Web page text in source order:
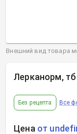
Лерканорм,
Без рецепта Все
Цена от
Внешний вид товара